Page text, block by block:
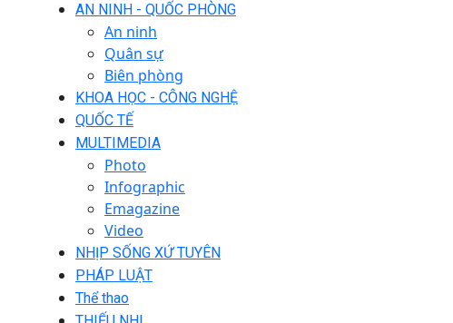
AN NINH - QUỐC PHÒNG
An ninh
Quân sự
Biên phòng
KHOA HỌC - CÔNG NGHỆ
QUỐC TẾ
MULTIMEDIA
Photo
Infographic
Emagazine
Video
NHỊP SỐNG XỨ TUYÊN
PHÁP LUẬT
Thể thao